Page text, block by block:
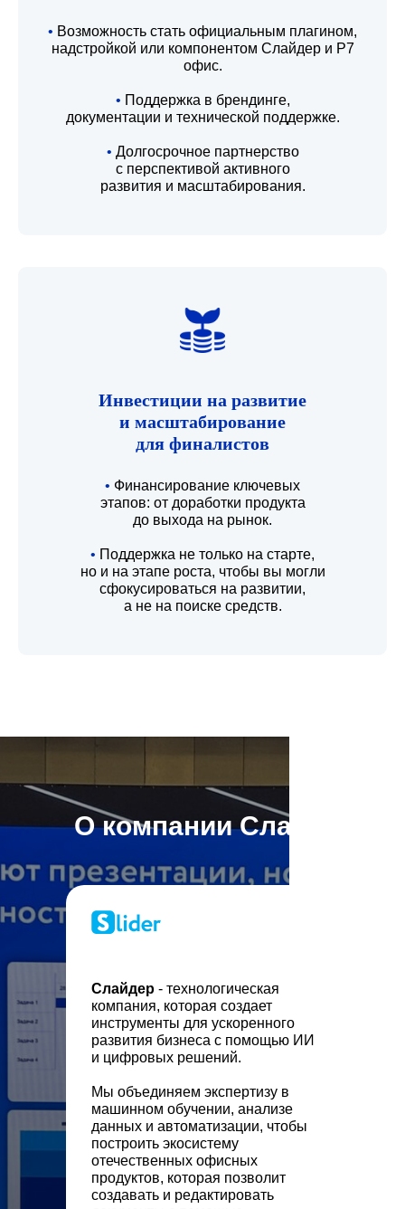
• Возможность стать официальным плагином,
надстройкой или компонентом Слайдер и Р7
офис.
• Поддержка в брендинге,
документации и технической поддержке.
• Долгосрочное партнерство
с перспективой активного
развития и масштабирования.
Инвестиции на развитие
и масштабирование
для финалистов
• Финансирование ключевых
этапов: от доработки продукта
до выхода на рынок.
• Поддержка не только на старте,
но и на этапе роста, чтобы вы могли
сфокусироваться на развитии,
а не на поиске средств.
О компании Слайдер
Слайдер - технологическая
компания, которая создает
инструменты для ускоренного
развития бизнеса с помощью ИИ
и цифровых решений.
Мы объединяем экспертизу в
машинном обучении, анализе
данных и автоматизации, чтобы
построить экосистему
отечественных офисных
продуктов, которая позволит
создавать и редактировать